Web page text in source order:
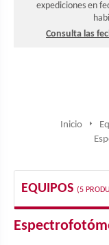
expediciones en
Consulta las
Inicio
EQUIPOS (5